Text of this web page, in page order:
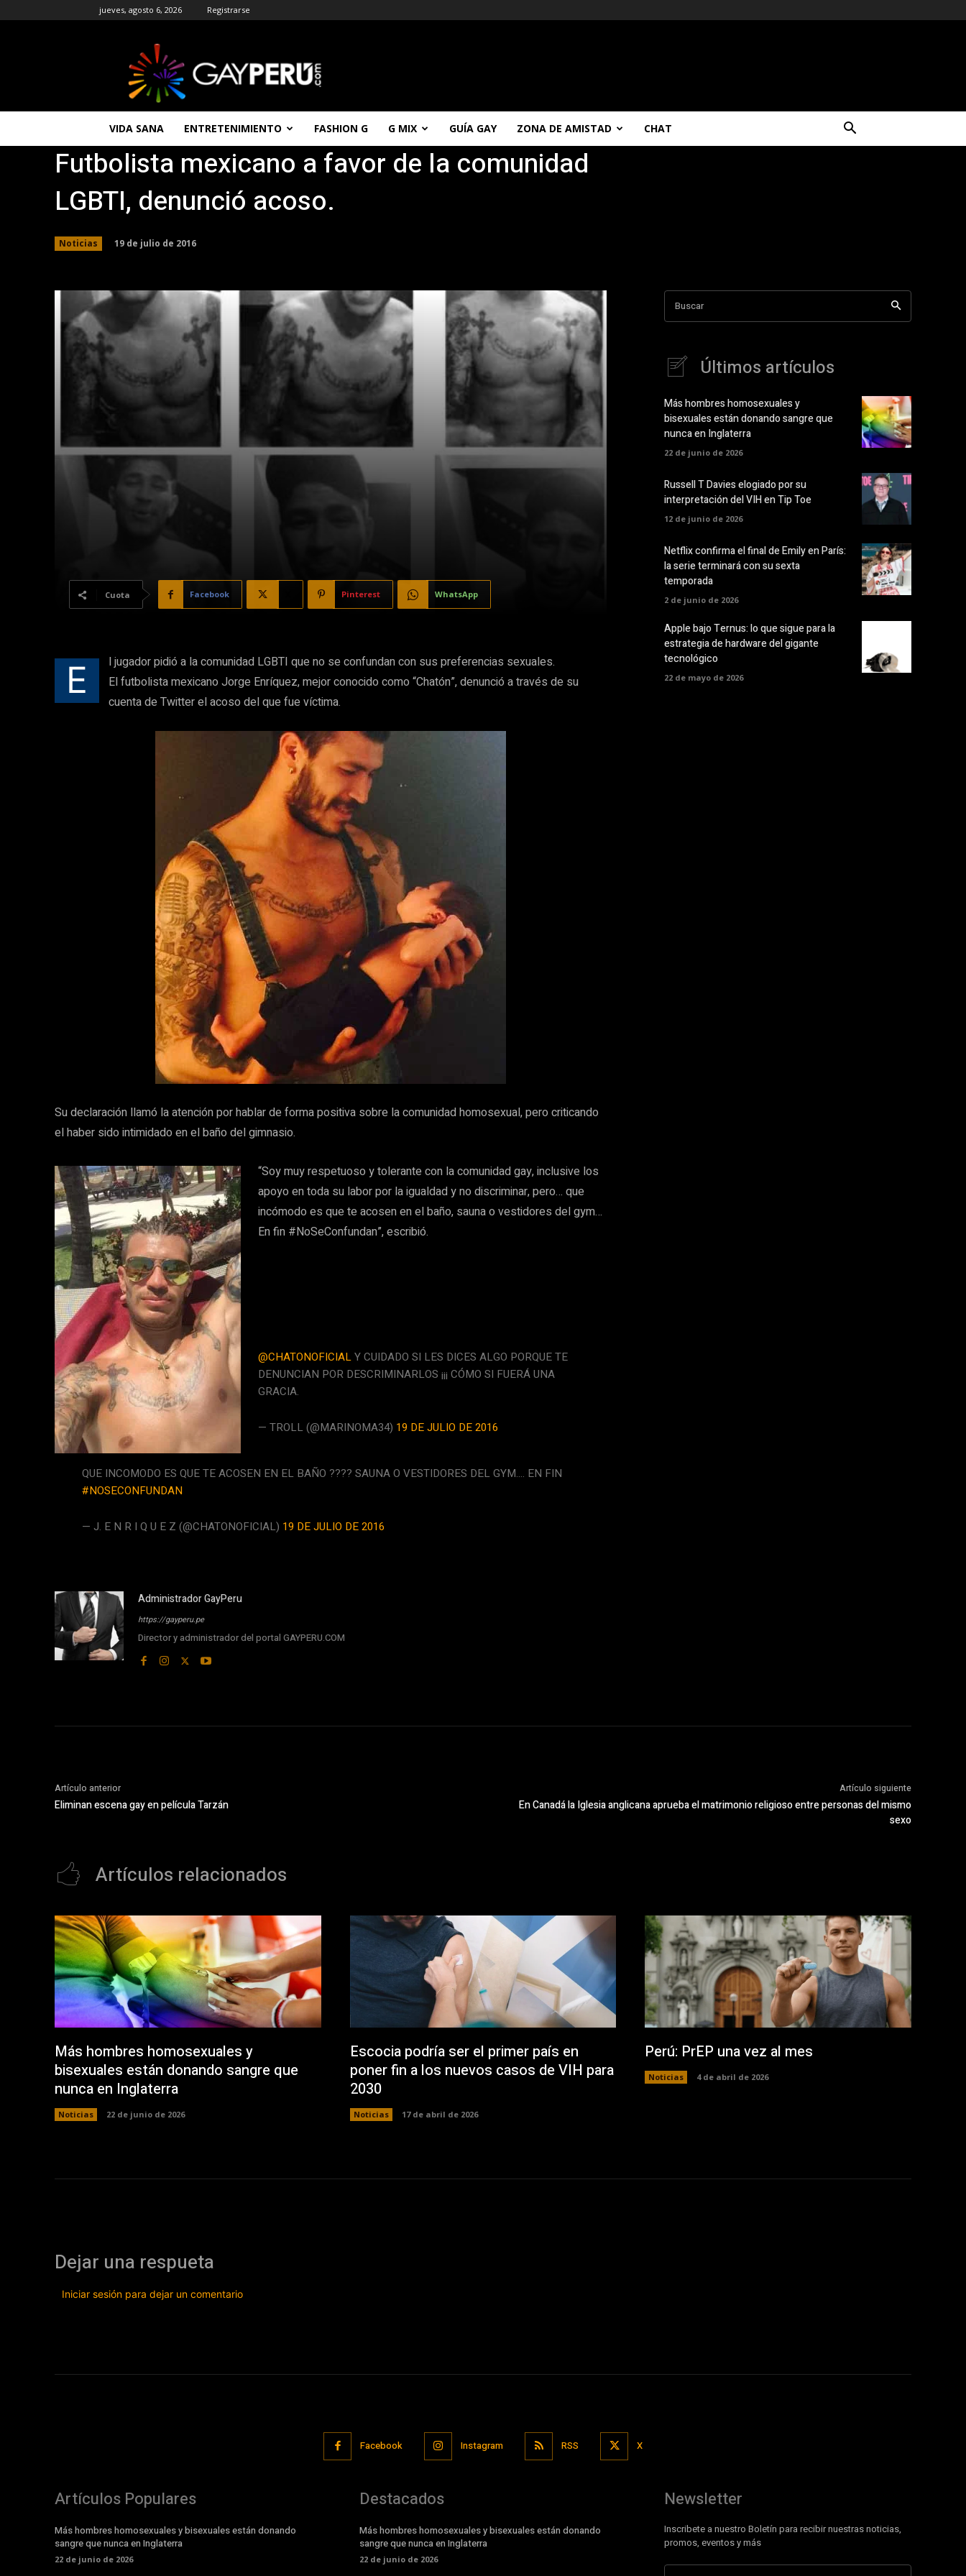
jueves, agosto 6, 2026 Registrarse
|
Entretenimiento
Noticias
Chat
Gratis
Peru
VIDA SANA ENTRETENIMIENTO FASHION G G MIX GUÍA GAY ZONA DE AMISTAD CHAT
Futbolista mexicano a favor de la comunidad
LGBTI, denunció acoso.
Noticias 19 de julio de 2016
Cuota Facebook Pinterest WhatsApp
E
l jugador pidió a la comunidad LGBTI que no se confundan con sus preferencias sexuales.
El futbolista mexicano Jorge Enríquez, mejor conocido como “Chatón”, denunció a través de su
cuenta de Twitter el acoso del que fue víctima.
Su declaración llamó la atención por hablar de forma positiva sobre la comunidad homosexual, pero criticando
el haber sido intimidado en el baño del gimnasio.
“Soy muy respetuoso y tolerante con la comunidad gay, inclusive los
apoyo en toda su labor por la igualdad y no discriminar, pero… que
incómodo es que te acosen en el baño, sauna o vestidores del gym…
En fin #NoSeConfundan”, escribió.
@CHATONOFICIALY CUIDADO SI LES DICES ALGO PORQUE TE
DENUNCIAN POR DESCRIMINARLOS ¡¡¡ CÓMO SI FUERÁ UNA
GRACIA.
— TROLL (@MARINOMA34) 19 DE JULIO DE 2016
QUE INCOMODO ES QUE TE ACOSEN EN EL BAÑO ???? SAUNA O VESTIDORES DEL GYM…. EN FIN
#NOSECONFUNDAN
— J. E N R I Q U E Z (@CHATONOFICIAL) 19 DE JULIO DE 2016
Administrador GayPeru
https://gayperu.pe
Director y administrador del portal GAYPERU.COM
Buscar
Últimos artículos
Más hombres homosexuales y
bisexuales están donando sangre que
nunca en Inglaterra
22 de junio de 2026
Russell T Davies elogiado por su
interpretación del VIH en Tip Toe
12 de junio de 2026
Netflix confirma el final de Emily en París:
la serie terminará con su sexta
temporada
2 de junio de 2026
Apple bajo Ternus: lo que sigue para la
estrategia de hardware del gigante
tecnológico
22 de mayo de 2026
Artículo anterior
Eliminan escena gay en película Tarzán
Artículo siguiente
En Canadá la Iglesia anglicana aprueba el matrimonio religioso entre personas del mismo
sexo
Artículos relacionados
Más hombres homosexuales y
bisexuales están donando sangre que
nunca en Inglaterra
Noticias 22 de junio de 2026
Escocia podría ser el primer país en
poner fin a los nuevos casos de VIH para
2030
Noticias 17 de abril de 2026
Perú: PrEP una vez al mes
Noticias 4 de abril de 2026
Dejar una respueta
Iniciar sesión para dejar un comentario
Facebook Instagram RSS X
Artículos Populares
Más hombres homosexuales y bisexuales están donando
sangre que nunca en Inglaterra
22 de junio de 2026
Destacados
Más hombres homosexuales y bisexuales están donando
sangre que nunca en Inglaterra
22 de junio de 2026
Newsletter
Inscribete a nuestro Boletín para recibir nuestras noticias,
promos, eventos y más